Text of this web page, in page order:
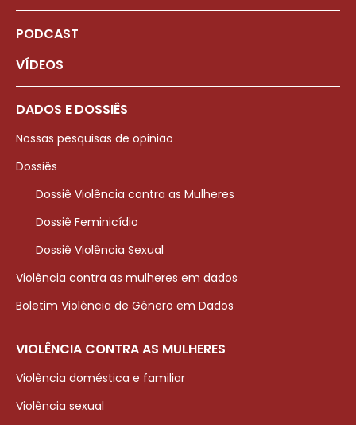
PODCAST
VÍDEOS
DADOS E DOSSIÊS
Nossas pesquisas de opinião
Dossiês
Dossiê Violência contra as Mulheres
Dossiê Feminicídio
Dossiê Violência Sexual
Violência contra as mulheres em dados
Boletim Violência de Gênero em Dados
VIOLÊNCIA CONTRA AS MULHERES
Violência doméstica e familiar
Violência sexual